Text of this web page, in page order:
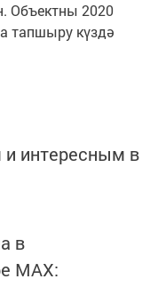
Объектны 2020
тапшыру күздә
интересным в
в
MАХ: